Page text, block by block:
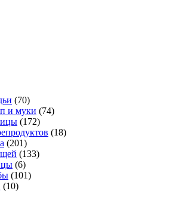
(70)
и муки (74)
(172)
(18)
(201)
(133)
(6)
(101)
(10)